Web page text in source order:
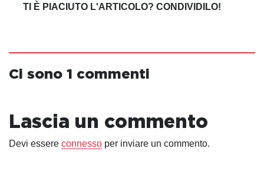
TI È PIACIUTO L'ARTICOLO? CONDIVIDILO!
Ci sono 1 commenti
Lascia un commento
Devi essere connesso per inviare un commento.